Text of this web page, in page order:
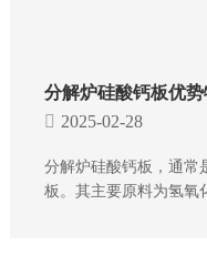
分解炉硅酸钙板优势
2025-02-28
分解炉硅酸钙板，通常
板。其主要原料为氢氧